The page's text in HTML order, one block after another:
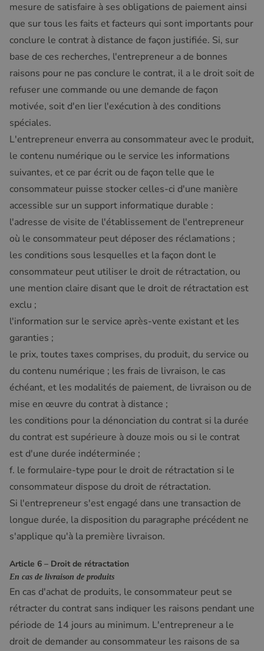
mesure de satisfaire à ses obligations de paiement ainsi
que sur tous les faits et facteurs qui sont importants pour
conclure le contrat à distance de façon justifiée. Si, sur
base de ces recherches, l'entrepreneur a de bonnes
raisons pour ne pas conclure le contrat, il a le droit soit de
refuser une commande ou une demande de façon
motivée, soit d'en lier l'exécution à des conditions
spéciales.
L'entrepreneur enverra au consommateur avec le produit,
le contenu numérique ou le service les informations
suivantes, et ce par écrit ou de façon telle que le
consommateur puisse stocker celles-ci d'une manière
accessible sur un support informatique durable :
l'adresse de visite de l'établissement de l'entrepreneur
où le consommateur peut déposer des réclamations ;
les conditions sous lesquelles et la façon dont le
consommateur peut utiliser le droit de rétractation, ou
une mention claire disant que le droit de rétractation est
exclu ;
l'information sur le service après-vente existant et les
garanties ;
le prix, toutes taxes comprises, du produit, du service ou
du contenu numérique ; les frais de livraison, le cas
échéant, et les modalités de paiement, de livraison ou de
mise en œuvre du contrat à distance ;
les conditions pour la dénonciation du contrat si la durée
du contrat est supérieure à douze mois ou si le contrat
est d'une durée indéterminée ;
f. le formulaire-type pour le droit de rétractation si le
consommateur dispose du droit de rétractation.
Si l'entrepreneur s'est engagé dans une transaction de
longue durée, la disposition du paragraphe précédent ne
s'applique qu'à la première livraison.
Article 6 – Droit de rétractation
En cas de livraison de produits
En cas d'achat de produits, le consommateur peut se
rétracter du contrat sans indiquer les raisons pendant une
période de 14 jours au minimum. L'entrepreneur a le
droit de demander au consommateur les raisons de sa